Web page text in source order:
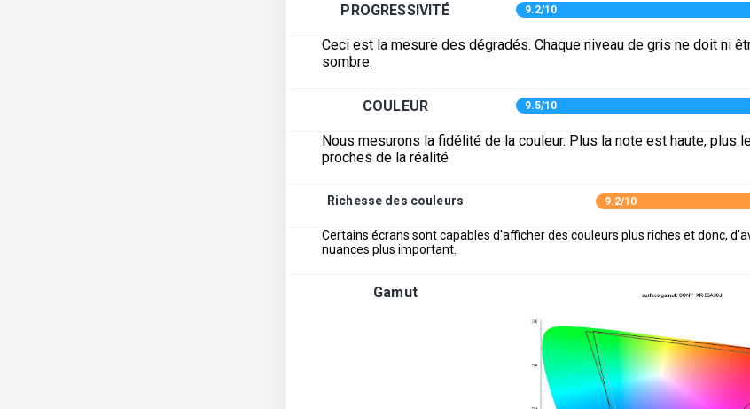
PROGRESSIVITÉ 9.2/10
Ceci est la mesure des dégradés. Chaque niveau de gris ne doit ni
sombre.
COULEUR 9.5/10
Nous mesurons la fidélité de la couleur. Plus la note est haute, plus
proches de la réalité
Richesse des couleurs 9.2/10
Certains écrans sont capables d'afficher des couleurs plus riches et donc,
nuances plus important.
Gamut